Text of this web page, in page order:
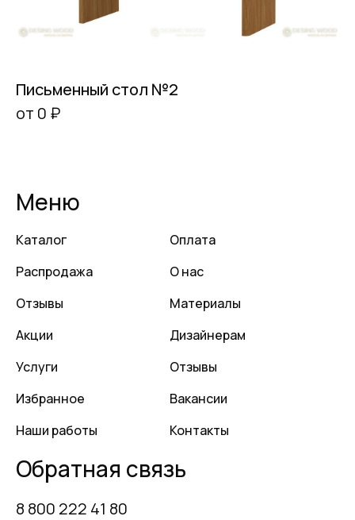
Письменный стол №2
от 0 ₽
Меню
Каталог
Распродажа
Отзывы
Акции
Услуги
Избранное
Наши работы
Оплата
О нас
Материалы
Дизайнерам
Отзывы
Вакансии
Контакты
Обратная связь
8 800 222 41 80